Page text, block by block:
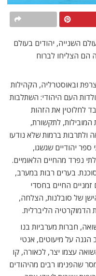
השנייה, יהודים בעולם
הם הצליחו לברוח
ובאוסטרליה, הקהילות
העם היהודי: השתלבות
לחלוטין את הזהות
המובילות, לתקשורת,
ולתרבות ברמות שלא נודעו
ספר יהודיים שגשגו,
נפרד מהחיים הלאומיים.
בערים רבות במערב,
החיים בחסדי
של סובלנות, הצלחה,
הדמוקרטיה הליברלית.
חברות מערביות בנו
הגנה על מיעוטים, אנטי
עצמו יצר, לכאורה, קו
שהפנימו רבים מהיהודים